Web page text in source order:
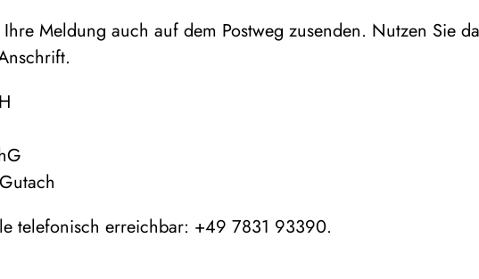
Meldung auch auf dem Postweg zusenden. Nutzen Sie
telefonisch erreichbar: +49 7831 93390.